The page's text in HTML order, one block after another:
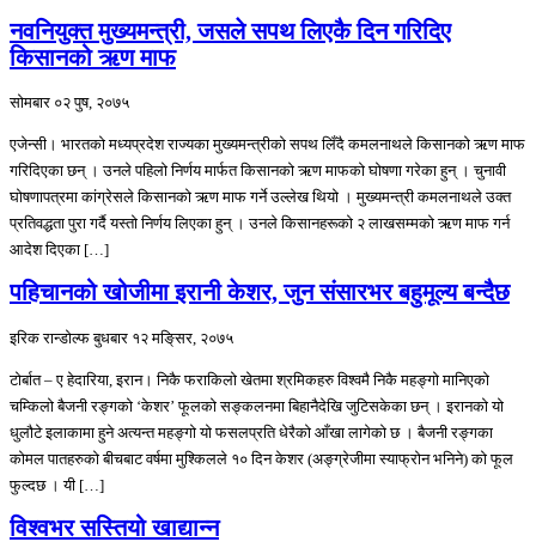
नवनियुक्त मुख्यमन्त्री, जसले सपथ लिएकै दिन गरिदिए
किसानको ऋण माफ
सोमबार ०२ पुष, २०७५
एजेन्सी। भारतको मध्यप्रदेश राज्यका मुख्यमन्त्रीको सपथ लिँदै कमलनाथले किसानको ऋण माफ
गरिदिएका छन् । उनले पहिलो निर्णय मार्फत किसानको ऋण माफको घोषणा गरेका हुन् । चुनावी
घोषणापत्रमा कांग्रेसले किसानको ऋण माफ गर्ने उल्लेख थियो । मुख्यमन्त्री कमलनाथले उक्त
प्रतिवद्धता पुरा गर्दै यस्तो निर्णय लिएका हुन् । उनले किसानहरूको २ लाखसम्मको ऋण माफ गर्न
आदेश दिएका […]
पहिचानको खोजीमा इरानी केशर, जुन संसारभर बहुमूल्य बन्दैछ
इरिक रान्डोल्फबुधबार १२ मङि्सर, २०७५
टोर्बात – ए हेदारिया, इरान। निकै फराकिलो खेतमा श्रमिकहरु विश्वमै निकै महङ्गो मानिएको
चम्किलो बैजनी रङ्गको ‘केशर’ फूलको सङ्कलनमा बिहानैदेखि जुटिसकेका छन् । इरानको यो
धुलौटे इलाकामा हुने अत्यन्त महङ्गो यो फसलप्रति धेरैको आँखा लागेको छ । बैजनी रङ्गका
कोमल पातहरुको बीचबाट वर्षमा मुश्किलले १० दिन केशर (अङ्ग्रेजीमा स्याफ्रोन भनिने) को फूल
फुल्दछ । यी […]
विश्वभर सस्तियो खाद्यान्न